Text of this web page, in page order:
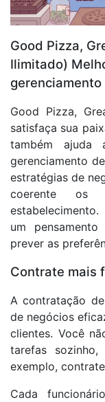
Good Pizza,
Ilimitado)
gerenciamento
Good Pizza,
satisfaça sua
também ajuda
gerenciamento
estratégias de
coerente os
um
prever as
Contrate mais
A contratação
de negócios
clientes. Você
tarefas
exemplo,
Cada